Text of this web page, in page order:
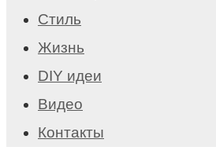
Стиль
Жизнь
DIY идеи
Видео
Контакты